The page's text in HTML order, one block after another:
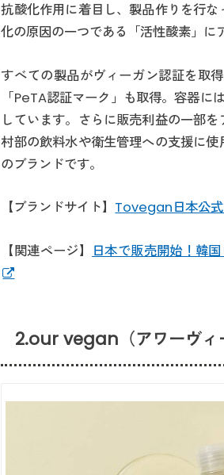
抗酸化作用に着目し、製品作りを行
化の原因の一つである「活性酸素」に
すべての製品がヴィーガン認証を取
「PeTA認証マーク」も取得。容器に
しています。さらに販売利益の一部
村部の飲料水や衛生管理への支援に
のブランドです。
【ブランドサイト】 Tovegan日本公
【関連ページ】 日本で販売開始！韓
2.our vegan（アワーヴィ